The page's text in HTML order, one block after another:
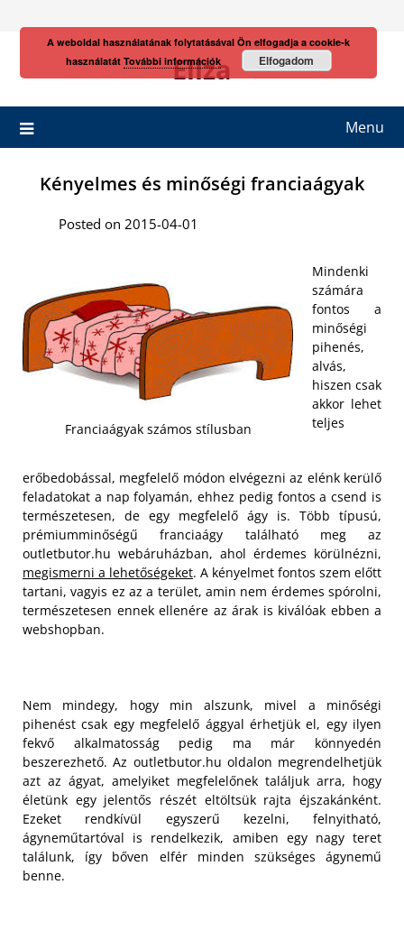
Eliza
Menu
Kényelmes és minőségi franciaágyak
Posted on 2015-04-01
Franciaágyak számos stílusban
Mindenki
számára
fontos a
minőségi
pihenés,
alvás,
hiszen csak
akkor lehet
teljes
erőbedobással, megfelelő módon elvégezni az elénk kerülő
feladatokat a nap folyamán, ehhez pedig fontos a csend is
természetesen, de egy megfelelő ágy is. Több típusú,
prémiumminőségű franciaágy található meg az
outletbutor.hu webáruházban, ahol érdemes körülnézni,
megismerni a lehetőségeket. A kényelmet fontos szem előtt
tartani, vagyis ez az a terület, amin nem érdemes spórolni,
természetesen ennek ellenére az árak is kiválóak ebben a
webshopban.
Nem mindegy, hogy min alszunk, mivel a minőségi
pihenést csak egy megfelelő ággyal érhetjük el, egy ilyen
fekvő alkalmatosság pedig ma már könnyedén
beszerezhető. Az outletbutor.hu oldalon megrendelhetjük
azt az ágyat, amelyiket megfelelőnek találjuk arra, hogy
életünk egy jelentős részét eltöltsük rajta éjszakánként.
Ezeket rendkívül egyszerű kezelni, felnyitható,
ágyneműtartóval is rendelkezik, amiben egy nagy teret
találunk, így bőven elfér minden szükséges ágynemű
benne.
A weboldal használatának folytatásával Ön elfogadja a cookie-k
használatát További információk Elfogadom